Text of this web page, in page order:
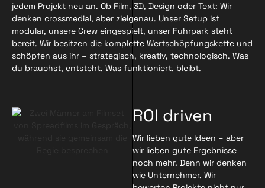
jedem Projekt neu an. Ob Film, 3D, Design oder Text: Wir
denken crossmedial, aber zielgenau. Unser Setup ist
modular, unsere Crew eingespielt, unser Fuhrpark steht
bereit. Wir besitzen die komplette Wertschöpfungskette und
schöpfen aus ihr – strategisch, kreativ, technologisch. Was
du brauchst, entsteht. Was funktioniert, bleibt.
ROI driven
Wir lieben gute Ideen – aber
wir lieben gute Ergebnisse
noch mehr. Denn wir denken
wie Unternehmer. Wir